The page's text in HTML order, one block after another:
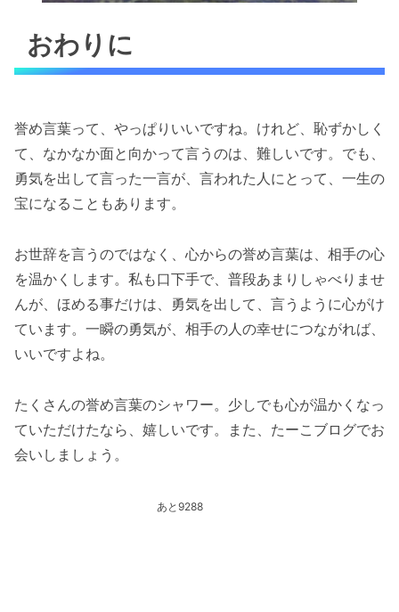
おわりに
誉め言葉って、やっぱりいいですね。けれど、恥ずかしく
て、なかなか面と向かって言うのは、難しいです。でも、
勇気を出して言った一言が、言われた人にとって、一生の
宝になることもあります。
お世辞を言うのではなく、心からの誉め言葉は、相手の心
を温かくします。私も口下手で、普段あまりしゃべりませ
んが、ほめる事だけは、勇気を出して、言うように心がけ
ています。一瞬の勇気が、相手の人の幸せにつながれば、
いいですよね。
たくさんの誉め言葉のシャワー。少しでも心が温かくなっ
ていただけたなら、嬉しいです。また、たーこブログでお
会いしましょう。
あと9288